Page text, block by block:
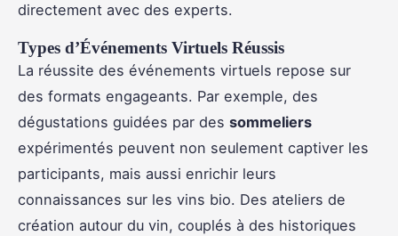
directement avec des experts.
Types d’Événements Virtuels Réussis
La réussite des événements virtuels repose sur
des formats engageants. Par exemple, des
dégustations guidées par des sommeliers
expérimentés peuvent non seulement captiver les
participants, mais aussi enrichir leurs
connaissances sur les vins bio. Des ateliers de
création autour du vin, couplés à des historiques